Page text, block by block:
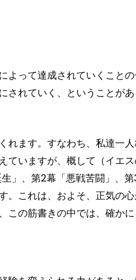
よって達成されていくこと
れていく、ということがあ
れます。すなわち、私達一
ていますが、概して（イエ
」、第2幕「悪戦苦闘」、
。これは、およそ、正気の
この筋書きの中では、確か